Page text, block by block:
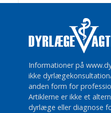
Informationer på
ikke
anden form for
Artiklerne er ikke et
dyrlæge eller diagnose